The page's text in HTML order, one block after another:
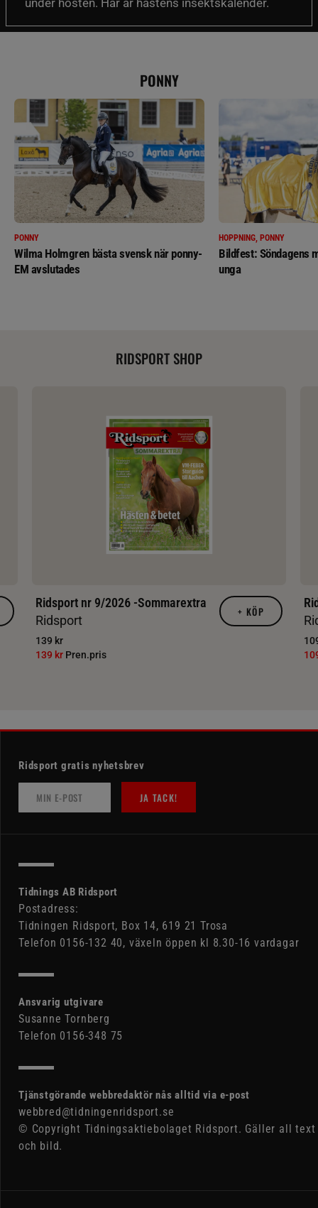
under hösten. Här är hästens insektskalender.
PONNY
PONNY
Wilma Holmgren bästa svensk när ponny-
EM avslutades
HOPPNING, PONNY
Bildfest: Söndagens
unga
RIDSPORT SHOP
Ridsport nr 9/2026 -Sommarextra
Ridsport
139 kr
139 kr Pren.pris
+ KÖP
Ridsport gratis nyhetsbrev
JA TACK!
Tidnings AB Ridsport
Postadress:
Tidningen Ridsport, Box 14, 619 21 Trosa
Telefon 0156-132 40, växeln öppen kl 8.30-16 vardagar
Ansvarig utgivare
Susanne Tornberg
Telefon 0156-348 75
Tjänstgörande webbredaktör nås alltid via e-post
webbred@tidningenridsport.se
© Copyright Tidningsaktiebolaget Ridsport. Gäller all text
och bild.